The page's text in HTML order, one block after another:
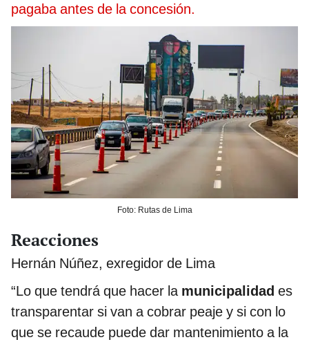
pagaba antes de la concesión.
Foto: Rutas de Lima
Reacciones
Hernán Núñez, exregidor de Lima
“Lo que tendrá que hacer la municipalidad es
transparentar si van a cobrar peaje y si con lo
que se recaude puede dar mantenimiento a la